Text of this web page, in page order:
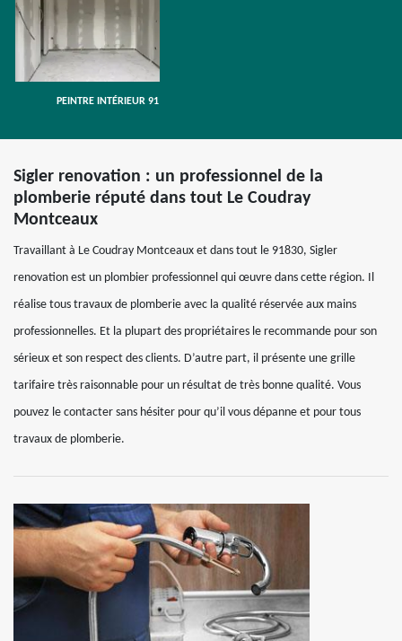
PEINTRE INTÉRIEUR 91
Sigler renovation : un professionnel de la
plomberie réputé dans tout Le Coudray
Montceaux
Travaillant à Le Coudray Montceaux et dans tout le 91830, Sigler
renovation est un plombier professionnel qui œuvre dans cette région. Il
réalise tous travaux de plomberie avec la qualité réservée aux mains
professionnelles. Et la plupart des propriétaires le recommande pour son
sérieux et son respect des clients. D’autre part, il présente une grille
tarifaire très raisonnable pour un résultat de très bonne qualité. Vous
pouvez le contacter sans hésiter pour qu’il vous dépanne et pour tous
travaux de plomberie.